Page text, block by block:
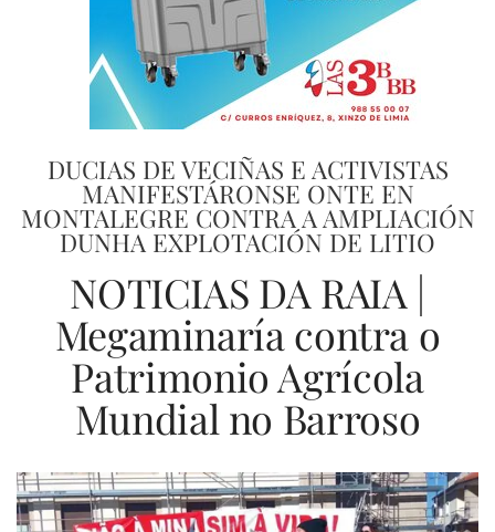
DUCIAS DE VECIÑAS E ACTIVISTAS
MANIFESTÁRONSE ONTE EN
MONTALEGRE CONTRA A AMPLIACIÓN
DUNHA EXPLOTACIÓN DE LITIO
NOTICIAS DA RAIA |
Megaminaría contra o
Patrimonio Agrícola
Mundial no Barroso